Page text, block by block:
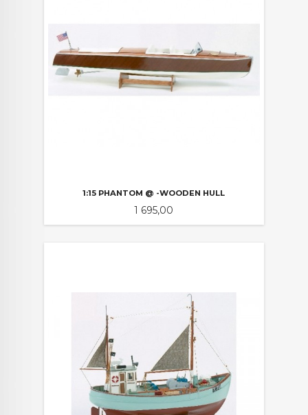
1:15 PHANTOM @ -WOODEN HULL
Pris
1 695,00